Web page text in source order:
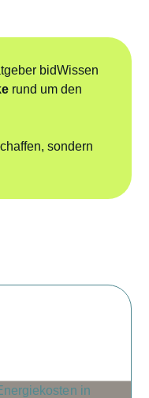
bidWissen
rund um den
sondern